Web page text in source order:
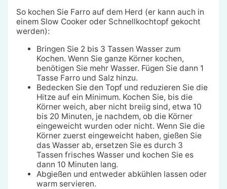
So kochen Sie Farro auf dem Herd (er kann auch in
einem Slow Cooker oder Schnellkochtopf gekocht
werden):
Bringen Sie 2 bis 3 Tassen Wasser zum
Kochen. Wenn Sie ganze Körner kochen,
benötigen Sie mehr Wasser. Fügen Sie dann 1
Tasse Farro und Salz hinzu.
Bedecken Sie den Topf und reduzieren Sie die
Hitze auf ein Minimum. Kochen Sie, bis die
Körner weich, aber nicht breiig sind, etwa 10
bis 20 Minuten, je nachdem, ob die Körner
eingeweicht wurden oder nicht. Wenn Sie die
Körner zuerst eingeweicht haben, gießen Sie
das Wasser ab, ersetzen Sie es durch 3
Tassen frisches Wasser und kochen Sie es
dann 10 Minuten lang.
Abgießen und entweder abkühlen lassen oder
warm servieren.